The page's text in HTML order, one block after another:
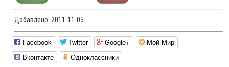
Добавлено: 2011-11-05
Facebook Twitter Google+
Мой Мир
Вконтакте
Одноклассники